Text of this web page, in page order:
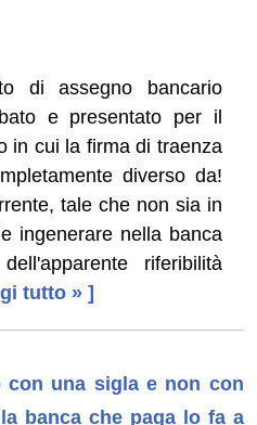
di assegno bancario
e presentato per il
in cui la firma di traenza
diverso da!
tale che non sia in
ingenerare nella banca
riferibilità
tutto » ]
con una sigla e non con
banca che paga lo fa a